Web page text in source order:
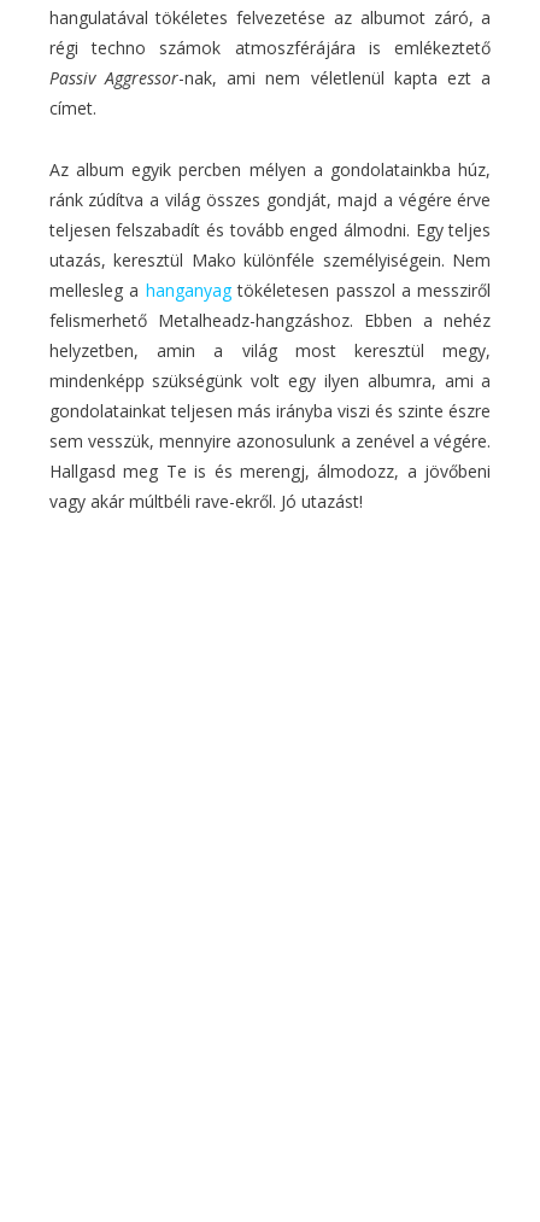
hangulatával tökéletes felvezetése az albumot záró, a
régi techno számok atmoszférájára is emlékeztető
Passiv Aggressor-nak, ami nem véletlenül kapta ezt a
címet.
Az album egyik percben mélyen a gondolatainkba húz,
ránk zúdítva a világ összes gondját, majd a végére érve
teljesen felszabadít és tovább enged álmodni. Egy teljes
utazás, keresztül Mako különféle személyiségein. Nem
mellesleg a hanganyagtökéletesen passzol a messziről
felismerhető Metalheadz-hangzáshoz. Ebben a nehéz
helyzetben, amin a világ most keresztül megy,
mindenképp szükségünk volt egy ilyen albumra, ami a
gondolatainkat teljesen más irányba viszi és szinte észre
sem vesszük, mennyire azonosulunk a zenével a végére.
Hallgasd meg Te is és merengj, álmodozz, a jövőbeni
vagy akár múltbéli rave-ekről. Jó utazást!